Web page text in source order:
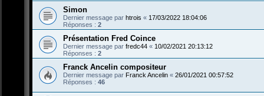
Simon
Dernier message par htrois « 17/03/2022 18:04:06
Réponses : 2
Présentation Fred Coince
Dernier message par fredc44 « 10/02/2021 20:13:12
Réponses : 2
Franck Ancelin compositeur
Dernier message par Franck Ancelin « 26/01/2021 00:57:52
Réponses : 46